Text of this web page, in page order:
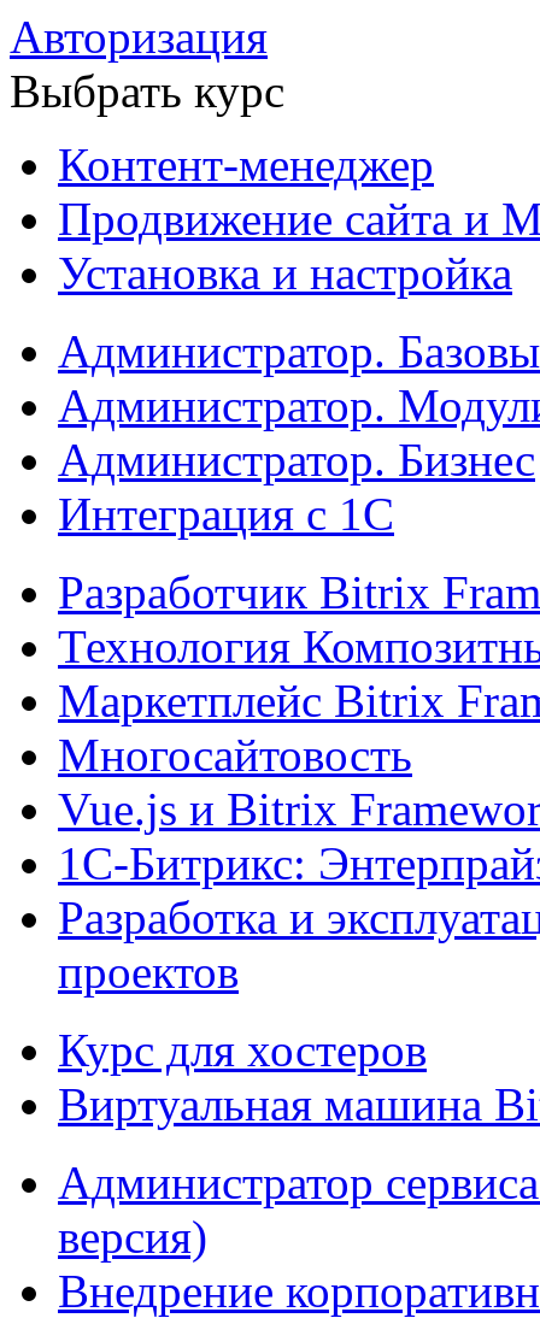
Авторизация
Выбрать курс
Контент-менеджер
Продвижение сайта и
Установка и настройка
Администратор.
Администратор.
Администратор. Бизнес
Интеграция с 1С
Разработчик Bitrix
Технология
Маркетплейс Bitrix
Многосайтовость
Vue.js и Bitrix
1С-Битрикс:
Разработка и
проектов
Курс для хостеров
Виртуальная машина
Администратор
версия)
Внедрение